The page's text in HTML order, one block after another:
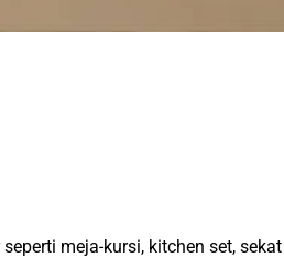
meja-kursi, kitchen set, sekat